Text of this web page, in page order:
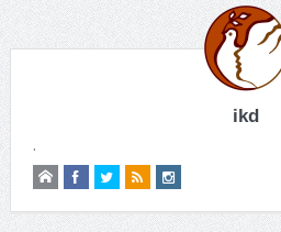
ikd
.